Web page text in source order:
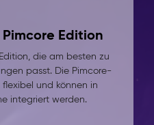
Edition
die am besten zu
passt. Die Pimcore-
und können in
integriert werden.